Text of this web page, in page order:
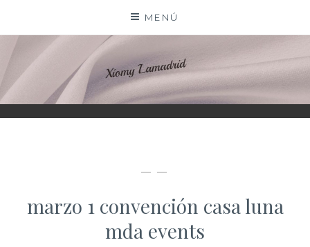
contenido
MENÚ
XIOMY LAMADRID
— —
marzo 1 convención casa luna
mda events